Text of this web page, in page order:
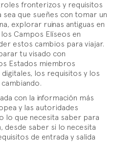
fronterizos y requisitos
sea que sueñes con tomar un
explorar ruinas antiguas en
Campos Elíseos en
estos cambios para viajar.
tu visado con
Estados miembros
los requisitos y los
con la información más
y las autoridades
lo que necesita saber para
desde saber si lo necesita
de entrada y salida